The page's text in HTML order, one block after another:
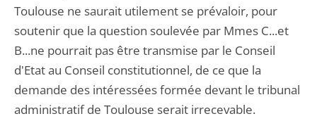
Toulouse ne saurait utilement se prévaloir, pour
soutenir que la question soulevée par Mmes C...et
B...ne pourrait pas être transmise par le Conseil
d'Etat au Conseil constitutionnel, de ce que la
demande des intéressées formée devant le tribunal
administratif de Toulouse serait irrecevable.